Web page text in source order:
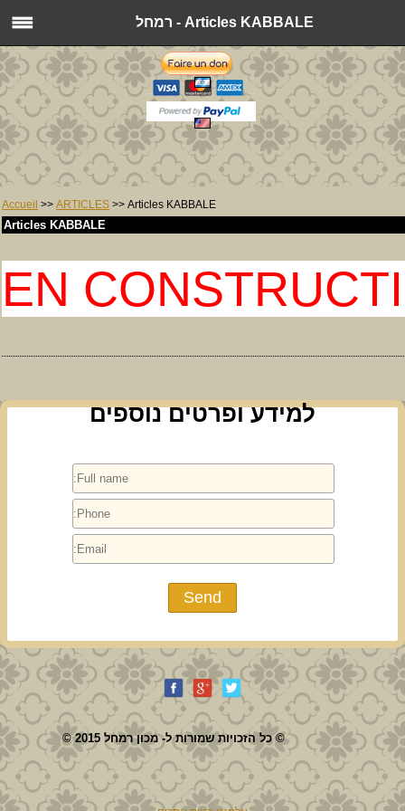
רמחל - Articles KABBALE
Accueil >> ARTICLES >> Articles KABBALE
Articles KABBALE
EN
למידע ופרטים נוספים
© כל הזכויות שמורות ל- מכון רמחל 2015 ©